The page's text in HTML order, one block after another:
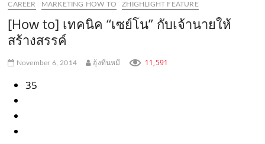
o
k
e
.
e
r
a
.
c
CAREER MARKETING HOW TO ZHIGHLIGHT FEATURE
[How to] เทคนิค “เซย์โน” กับเจ้านายให้
สร้างสรรค์
November 6, 2014 อุ้งทีนหมี 11,591
35